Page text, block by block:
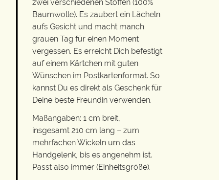
zwei verschiedenen Stoffen (100%
Baumwolle). Es zaubert ein Lächeln
aufs Gesicht und macht manch
grauen Tag für einen Moment
vergessen. Es erreicht Dich befestigt
auf einem Kärtchen mit guten
Wünschen im Postkartenformat. So
kannst Du es direkt als Geschenk für
Deine beste Freundin verwenden.
Maßangaben: 1 cm breit,
insgesamt 210 cm lang – zum
mehrfachen Wickeln um das
Handgelenk, bis es angenehm ist.
Passt also immer (Einheitsgröße).